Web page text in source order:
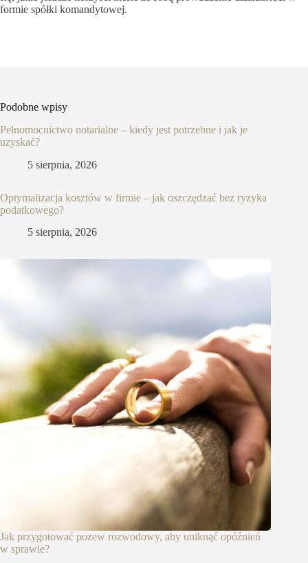
formie spółki komandytowej.
Podobne wpisy
Pełnomocnictwo notarialne – kiedy jest potrzebne i jak je
uzyskać?
5 sierpnia, 2026
Optymalizacja kosztów w firmie – jak oszczędzać bez ryzyka
podatkowego?
5 sierpnia, 2026
Jak przygotować pozew rozwodowy, aby uniknąć opóźnień
w sprawie?